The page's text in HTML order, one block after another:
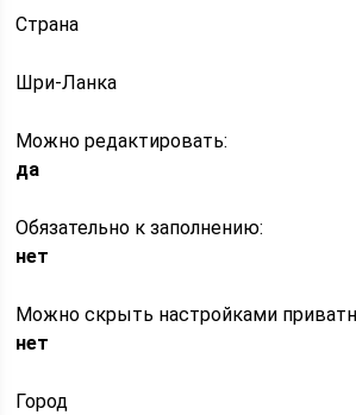
Страна
Шри-Ланка
Можно редактировать:
да
Обязательно к заполнению:
нет
Можно скрыть настройками
нет
Город